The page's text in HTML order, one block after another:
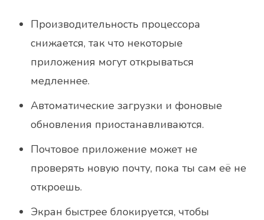
Производительность процессора
снижается, так что некоторые
приложения могут открываться
медленнее.
Автоматические загрузки и фоновые
обновления приостанавливаются.
Почтовое приложение может не
проверять новую почту, пока ты сам её не
откроешь.
Экран быстрее блокируется, чтобы